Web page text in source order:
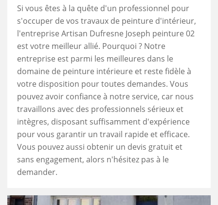
Si vous êtes à la quête d'un professionnel pour
s'occuper de vos travaux de peinture d'intérieur,
l'entreprise Artisan Dufresne Joseph peinture 02
est votre meilleur allié. Pourquoi ? Notre
entreprise est parmi les meilleures dans le
domaine de peinture intérieure et reste fidèle à
votre disposition pour toutes demandes. Vous
pouvez avoir confiance à notre service, car nous
travaillons avec des professionnels sérieux et
intègres, disposant suffisamment d'expérience
pour vous garantir un travail rapide et efficace.
Vous pouvez aussi obtenir un devis gratuit et
sans engagement, alors n'hésitez pas à le
demander.